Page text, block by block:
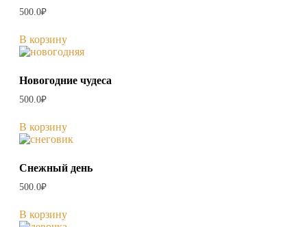
500.0₽
В корзину
Новогодние чудеса
500.0₽
В корзину
Снежный день
500.0₽
В корзину